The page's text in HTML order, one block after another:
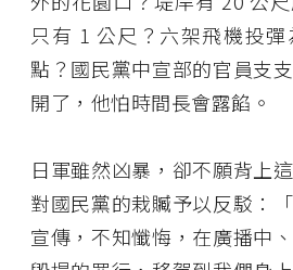
只有 1 公尺？六架飛機投
點？國民黨中宣部的官員支
開了，他怕時間長會露餡。
日軍雖然凶暴，卻不願背上
對國民黨的栽贓予以反駁：
宣傳，不知懺悔，在廣播中